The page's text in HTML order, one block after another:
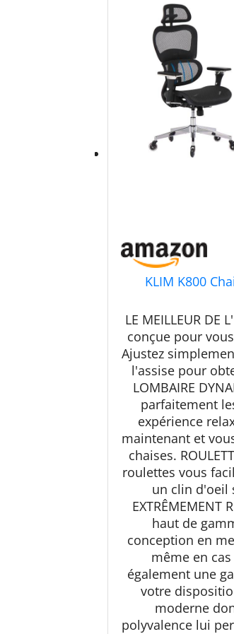
KLIM K800
LE MEILLEUR
conçue pour
Ajustez
l'assise pour
LOMBAIRE
parfaitement
expérience
maintenant et
chaises.
roulettes vous
un clin d'oeil
EXTRÊMEMENT
haut de
conception en
même en
également une
votre
moderne
polyvalence lui